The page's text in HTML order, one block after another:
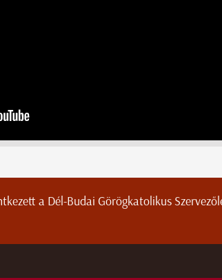
a Dél-Budai Görögkatolikus